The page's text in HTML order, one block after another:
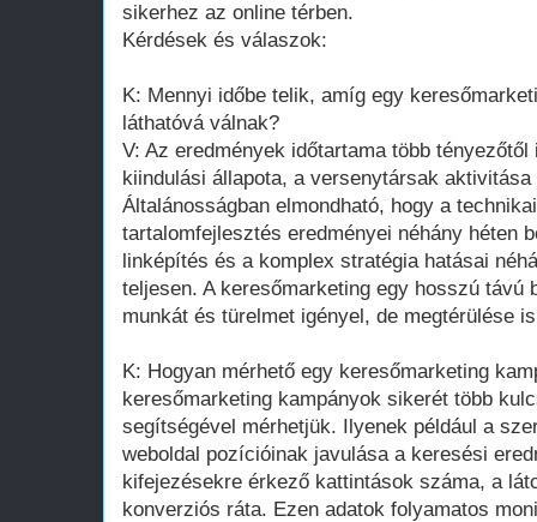
sikerhez az online térben.
Kérdések és válaszok:
K: Mennyi időbe telik, amíg egy
láthatóvá válnak?
V: Az eredmények időtartama több
kiindulási állapota, a versenytársak
Általánosságban elmondható, hogy a
tartalomfejlesztés eredményei néhány héten
linképítés és a komplex stratégia hatásai
teljesen. A keresőmarketing egy hosszú távú
munkát és türelmet igényel, de megtérülése
K: Hogyan mérhető egy keresőmarketing
keresőmarketing kampányok sikerét több
segítségével mérhetjük. Ilyenek például a
weboldal pozícióinak javulása a keresési
kifejezésekre érkező kattintások száma, a
konverziós ráta. Ezen adatok folyamatos